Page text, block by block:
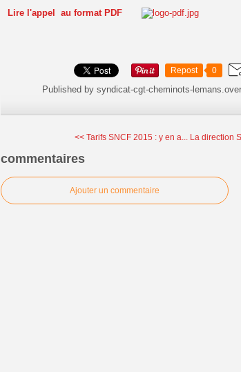
Lire l'appel au format PDF
Repost 0
Published by syndicat-cgt-cheminots-
<< Tarifs SNCF 2015 : y en a... La direction
commentaires
Ajouter un commentaire